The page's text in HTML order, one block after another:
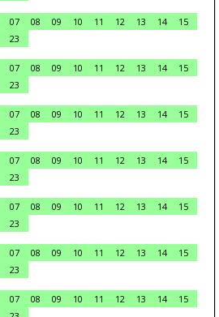
07 08 09 10 11 12 13 14
15
23
07 08 09 10 11 12 13 14
15
23
07 08 09 10 11 12 13 14
15
23
07 08 09 10 11 12 13 14
15
23
07 08 09 10 11 12 13 14
15
23
07 08 09 10 11 12 13 14
15
23
07 08 09 10 11 12 13 14
15